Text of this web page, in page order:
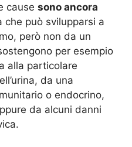
cause sono ancora
che può svilupparsi a
però non da un
per esempio
alla particolare
da una
o endocrino,
da alcuni danni